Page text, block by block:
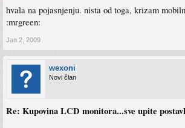
hvala na pojasnjenju. nista od toga, krizam
:mrgreen:
Jan 2, 2009
wexoni
Novi član
Re: Kupovina LCD monitora...sve upite